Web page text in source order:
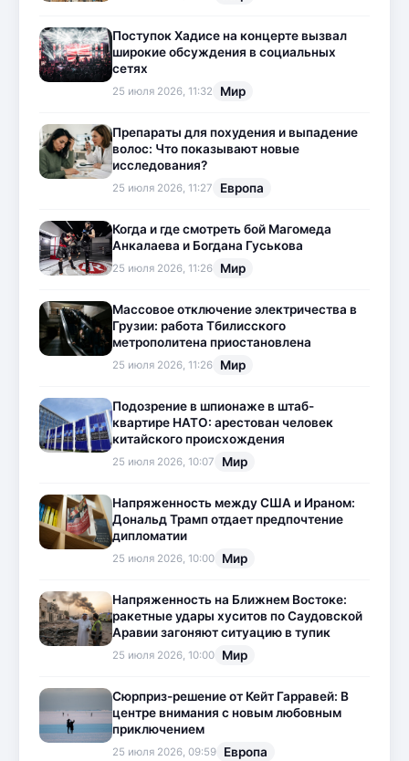
Поступок Хадисе на концерте вызвал
широкие обсуждения в социальных
сетях
25 июля 2026, 11:32 Мир
Препараты для похудения и выпадение
волос: Что показывают новые
исследования?
25 июля 2026, 11:27 Европа
Когда и где смотреть бой Магомеда
Анкалаева и Богдана Гуськова
25 июля 2026, 11:26 Мир
Массовое отключение электричества в
Грузии: работа Тбилисского
метрополитена приостановлена
25 июля 2026, 11:26 Мир
Подозрение в шпионаже в штаб-
квартире НАТО: арестован человек
китайского происхождения
25 июля 2026, 10:07 Мир
Напряженность между США и Ираном:
Дональд Трамп отдает предпочтение
дипломатии
25 июля 2026, 10:00 Мир
Напряженность на Ближнем Востоке:
ракетные удары хуситов по Саудовской
Аравии загоняют ситуацию в тупик
25 июля 2026, 10:00 Мир
Сюрприз-решение от Кейт Гарравей: В
центре внимания с новым любовным
приключением
25 июля 2026, 09:59 Европа